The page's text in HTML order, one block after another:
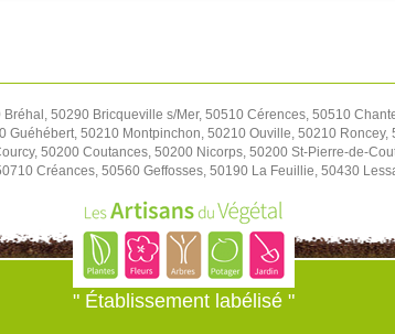
Bréhal, 50290 Bricqueville s/Mer, 50510 Cérences, 50510
Guéhébert, 50210 Montpinchon, 50210 Ouville, 50210
50200 Coutances, 50200 Nicorps, 50200 St-Pierre-de-
Créances, 50560 Geffosses, 50190 La Feuillie, 50430
" Établissement labélisé "